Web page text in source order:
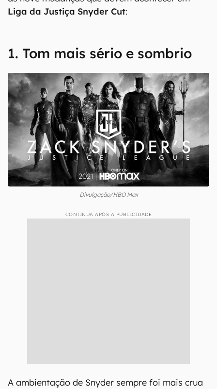
Liga da Justiça Snyder Cut:
1. Tom mais sério e sombrio
Divulgação/HBO Max
CONTINUA APÓS A PUBLICIDADE
A ambientação de Snyder sempre foi mais crua